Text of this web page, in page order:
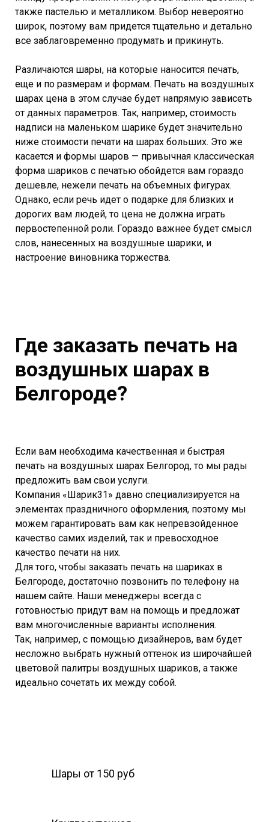
также пастелью и металликом. Выбор невероятно
широк, поэтому вам придется тщательно и детально
все заблаговременно продумать и прикинуть.
Различаются шары, на которые наносится печать,
еще и по размерам и формам. Печать на воздушных
шарах цена в этом случае будет напрямую зависеть
от данных параметров. Так, например, стоимость
надписи на маленьком шарике будет значительно
ниже стоимости печати на шарах больших. Это же
касается и формы шаров — привычная классическая
форма шариков с печатью обойдется вам гораздо
дешевле, нежели печать на объемных фигурах.
Однако, если речь идет о подарке для близких и
дорогих вам людей, то цена не должна играть
первостепенной роли. Гораздо важнее будет смысл
слов, нанесенных на воздушные шарики, и
настроение виновника торжества.
Где заказать печать на
воздушных шарах в
Белгороде?
Если вам необходима качественная и быстрая
печать на воздушных шарах Белгород, то мы рады
предложить вам свои услуги.
Компания «Шарик31» давно специализируется на
элементах праздничного оформления, поэтому мы
можем гарантировать вам как непревзойденное
качество самих изделий, так и превосходное
качество печати на них.
Для того, чтобы заказать печать на шариках в
Белгороде, достаточно позвонить по телефону на
нашем сайте. Наши менеджеры всегда с
готовностью придут вам на помощь и предложат
вам многочисленные варианты исполнения.
Так, например, с помощью дизайнеров, вам будет
несложно выбрать нужный оттенок из широчайшей
цветовой палитры воздушных шариков, а также
идеально сочетать их между собой.
Шары от 150 руб